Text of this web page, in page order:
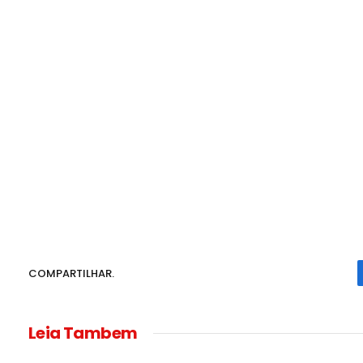
COMPARTILHAR.
Leia Tambem